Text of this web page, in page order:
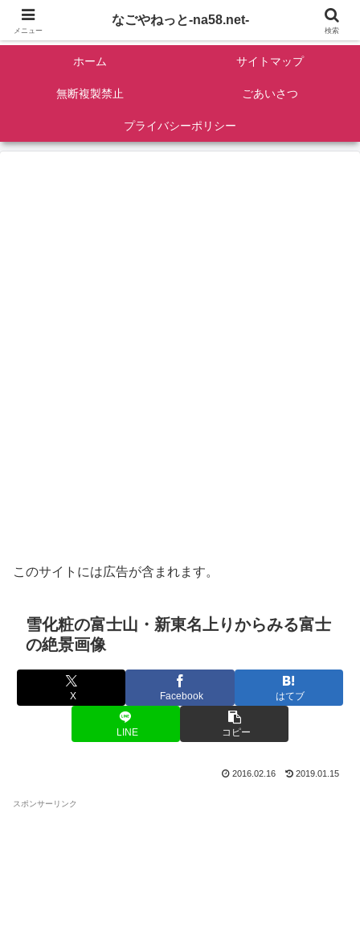
名古屋を中心に全国観光名所紹介/バンコンDIY/ゴロマル・よっちゃん夫婦のド
ホーム サイトマップ
無断複製禁止 ごあいさつ
プライバシーポリシー
このサイトには広告が含まれます。
雪化粧の富士山・新東名上りからみる富士
の絶景画像
X Facebook はてブ
LINE コピー
2016.02.16 2019.01.15
スポンサーリンク
メニュー
なごやねっと-na58.net-
検索